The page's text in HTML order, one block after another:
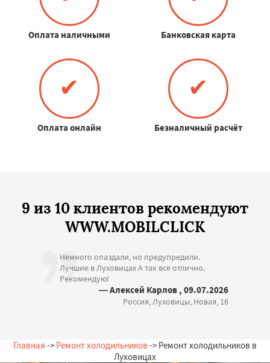
Оплата наличными Банковская карта
✔
Оплата онлайн
✔
Безналичный расчёт
9 из 10 клиентов рекомендуют
WWW.MOBILCLICK
Немного опаздали, но предупредили.
Лучшие в Луховицах А так все отлично.
Рекомендую!
— Алексей Карлов , 09.07.2026
Россия, Луховицы, Новая, 16
Главная -> Ремонт холодильников -> Ремонт холодильников в
Луховицах